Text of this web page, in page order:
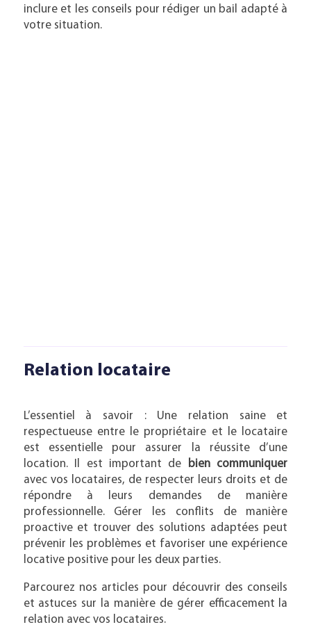
inclure et les conseils pour rédiger un bail adapté à
votre situation.
Relation locataire
L’essentiel à savoir : Une relation saine et
respectueuse entre le propriétaire et le locataire
est essentielle pour assurer la réussite d’une
location. Il est important de
bien communiquer
avec vos locataires, de respecter leurs droits et de
répondre à leurs demandes de manière
professionnelle. Gérer les conflits de manière
proactive et trouver des solutions adaptées peut
prévenir les problèmes et favoriser une expérience
locative positive pour les deux parties.
Parcourez nos articles pour découvrir des conseils
et astuces sur la manière de gérer efficacement la
relation avec vos locataires.